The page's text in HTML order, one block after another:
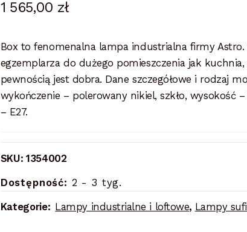
1 565,00 zł
Box to fenomenalna lampa industrialna firmy
egzemplarza do dużego pomieszczenia jak kuchnia,
pewnością jest dobra. Dane szczegółowe i rodzaj
wykończenie – polerowany nikiel, szkło, wysokość
– E27.
SKU: 1354002
Dostępność: 2 - 3 tyg.
Kategorie: Lampy industrialne i loftowe, Lampy